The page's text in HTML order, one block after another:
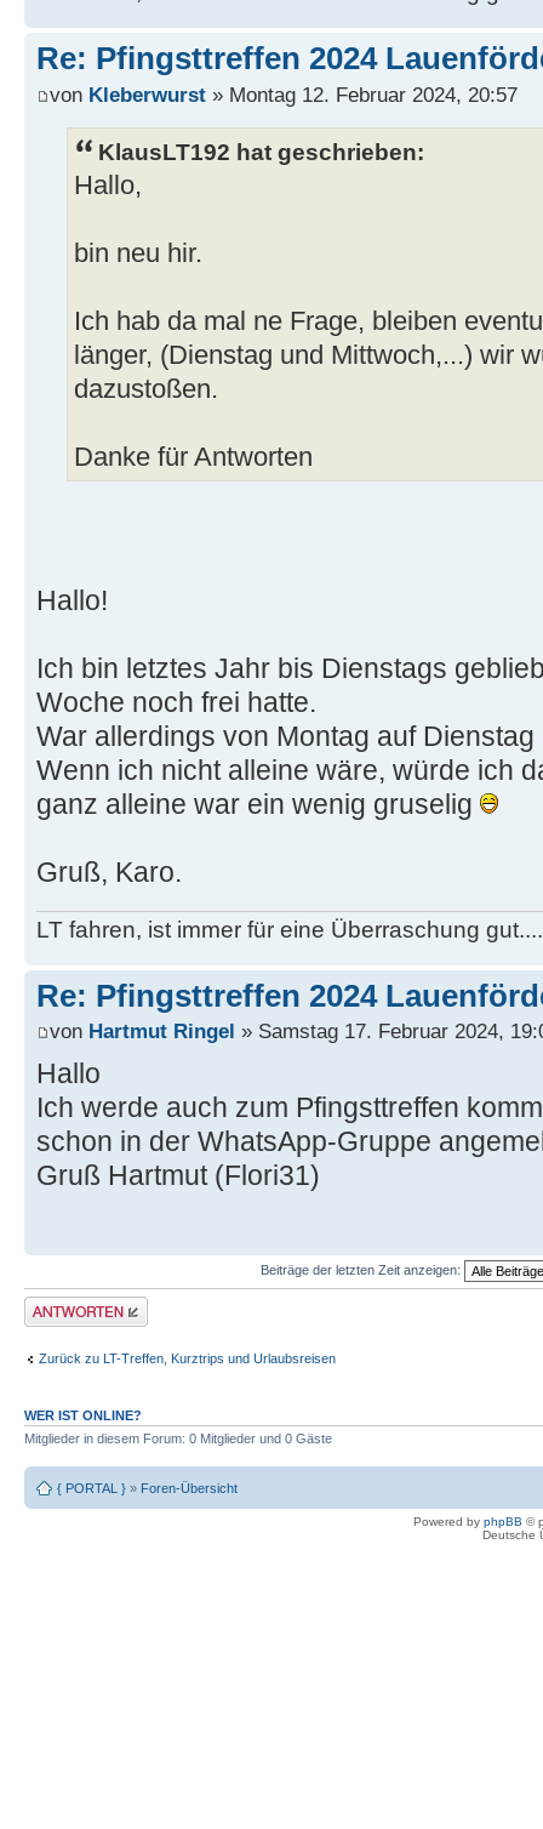
Re: Pfingsttreffen 2024
von Kleberwurst » Montag 12. Februar 2024, 20:57
KlausLT192 hat geschrieben:
Hallo,
bin neu hir.
Ich hab da mal ne Frage, bleiben
länger, (Dienstag und Mittwoch,...) wir
dazustoßen.
Danke für Antworten
Hallo!
Ich bin letztes Jahr bis Dienstags
Woche noch frei hatte.
War allerdings von Montag auf
Wenn ich nicht alleine wäre, würde ich
ganz alleine war ein wenig gruselig
Gruß, Karo.
LT fahren, ist immer für eine Überraschung
Re: Pfingsttreffen 2024
von Hartmut Ringel » Samstag 17. Februar 2024,
Hallo
Ich werde auch zum Pfingsttreffen
schon in der WhatsApp-Gruppe
Gruß Hartmut (Flori31)
Beiträge der letzten Zeit anzeigen:
Antwort erstellen
Zurück zu LT-Treffen, Kurztrips und Urlaubsreisen
WER IST ONLINE?
Mitglieder in diesem Forum: 0 Mitglieder und 0 Gäste
{ PORTAL } » Foren-Übersicht
Powered by phpBB ©
Deutsche